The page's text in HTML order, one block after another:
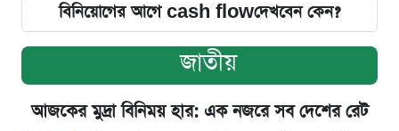
বিনিয়োগের আগে cash flowদেখবেন কেন?
জাতীয়
আজকের মুদ্রা বিনিময় হার: এক নজরে সব দেশের রেট